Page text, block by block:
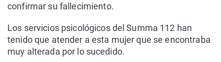
confirmar su fallecimiento.
Los servicios psicológicos del Summa 112 han
tenido que atender a esta mujer que se encontraba
muy alterada por lo sucedido.